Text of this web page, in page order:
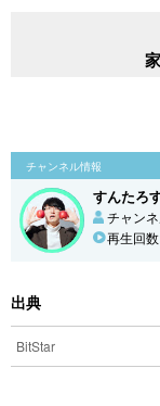
チャンネル情報
すんたろ
チャン
再生回
出典
BitStar